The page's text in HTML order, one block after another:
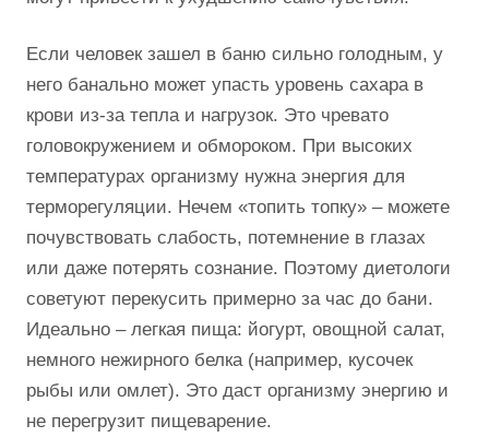
Если человек зашел в баню сильно голодным, у
него банально может упасть уровень сахара в
крови из-за тепла и нагрузок. Это чревато
головокружением и обмороком. При высоких
температурах организму нужна энергия для
терморегуляции. Нечем «топить топку» – можете
почувствовать слабость, потемнение в глазах
или даже потерять сознание. Поэтому диетологи
советуют перекусить примерно за час до бани.
Идеально – легкая пища: йогурт, овощной салат,
немного нежирного белка (например, кусочек
рыбы или омлет). Это даст организму энергию и
не перегрузит пищеварение.